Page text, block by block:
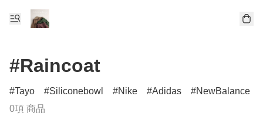
#Raincoat
Tayo Siliconebowl Nike Adidas
NewBalance
0項 商品